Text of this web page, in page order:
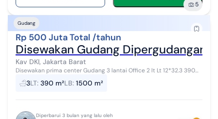
5
Gudang
Rp 500 Juta Total /tahun
Disewakan Gudang Dipergudangan
Kav DKI, Jakarta Barat
Disewakan prima center Gudang 3 lantai Office 2 lt Lt 12*32.3 390
m2 Lb 1500 m2 Tidak ada lift barang 2 ton Listrik 6.600 va Hadap
utara Air sumur...
3LT: 390 m²LB: 1500 m²
Diperbarui 3 bulan yang lalu oleh